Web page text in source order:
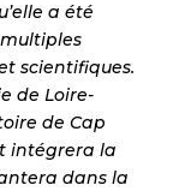
a été
scientifiques.
de Loire-
de Cap
intégrera la
dans la